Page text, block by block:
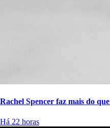
Rachel Spencer faz mais do
Há 22 horas